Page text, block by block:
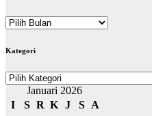
ARKIB
Kategori
Kategori
Januari 2026
I
S R K J S
A